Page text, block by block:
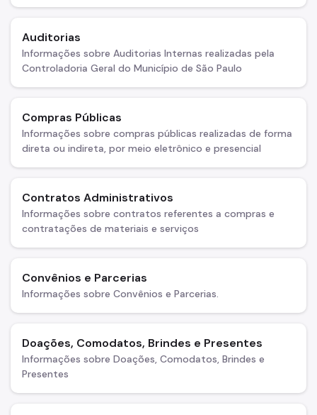
Auditorias
Informações sobre Auditorias Internas realizadas pela
Controladoria Geral do Município de São Paulo
Compras Públicas
Informações sobre compras públicas realizadas de forma
direta ou indireta, por meio eletrônico e presencial
Contratos Administrativos
Informações sobre contratos referentes a compras e
contratações de materiais e serviços
Convênios e Parcerias
Informações sobre Convênios e Parcerias.
Doações, Comodatos, Brindes e Presentes
Informações sobre Doações, Comodatos, Brindes e
Presentes